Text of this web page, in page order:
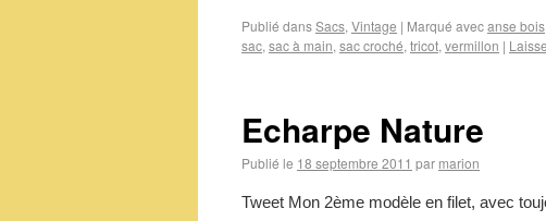
Publié dansSacs, Vintage | Marqué avecanse bois
sac, sac à main, sac croché, tricot, vermillon |
Echarpe Nature
Publié le 18 septembre 2011 par marion
Tweet Mon 2ème modèle en filet, avec